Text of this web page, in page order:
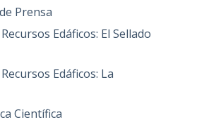
Prensa
Edáficos: El Sellado
Edáficos: La
Científica